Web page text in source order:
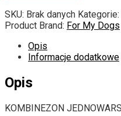
SKU: Brak danych Kategorie:
Product Brand: For My Dogs
Opis
Informacje dodatkowe
Opis
KOMBINEZON